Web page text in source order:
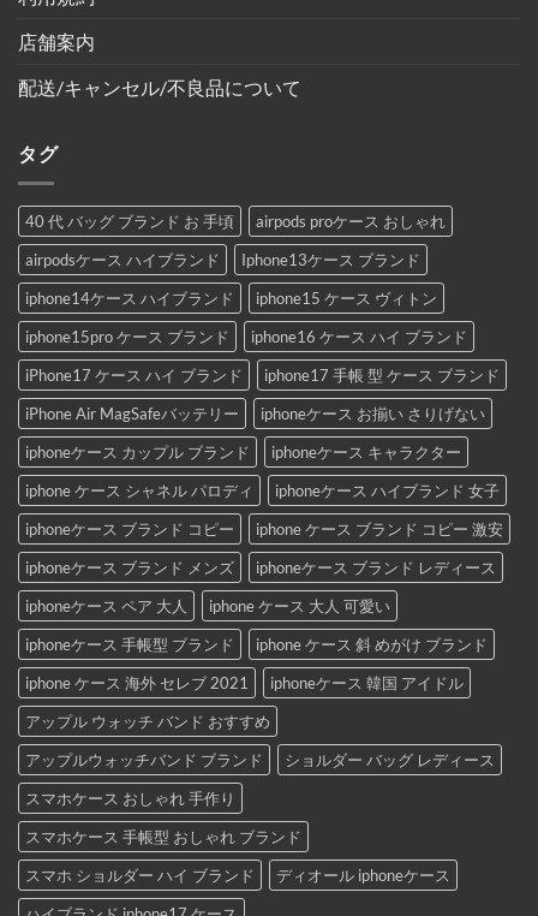
店舗案内
配送/キャンセル/不良品について
タグ
40 代 バッグ ブランド お 手頃
airpods proケース おしゃれ
airpodsケース ハイブランド
Iphone13ケース ブランド
iphone14ケース ハイブランド
iphone15 ケース ヴィトン
iphone15pro ケース ブランド
iphone16 ケース ハイ ブランド
iPhone17 ケース ハイ ブランド
iphone17 手帳 型 ケース ブランド
iPhone Air MagSafeバッテリー
iphoneケース お揃い さりげない
iphoneケース カップル ブランド
iphoneケース キャラクター
iphone ケース シャネル パロディ
iphoneケース ハイブランド 女子
iphoneケース ブランド コピー
iphone ケース ブランド コピー 激安
iphoneケース ブランド メンズ
iphoneケース ブランド レディース
iphoneケース ペア 大人
iphone ケース 大人 可愛い
iphoneケース 手帳型 ブランド
iphone ケース 斜 めがけ ブランド
iphone ケース 海外 セレブ 2021
iphoneケース 韓国 アイドル
アップル ウォッチ バンド おすすめ
アップルウォッチバンド ブランド
ショルダー バッグ レディース
スマホケース おしゃれ 手作り
スマホケース 手帳型 おしゃれ ブランド
スマホ ショルダー ハイ ブランド
ディオール iphoneケース